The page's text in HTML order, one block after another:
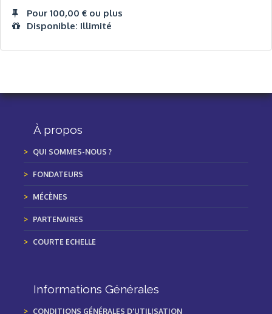
Pour 100,00 € ou plus
Disponible: Illimité
À propos
QUI SOMMES-NOUS ?
FONDATEURS
MÉCÈNES
PARTENAIRES
COURTE ECHELLE
Informations Générales
CONDITIONS GÉNÉRALES D'UTILISATION